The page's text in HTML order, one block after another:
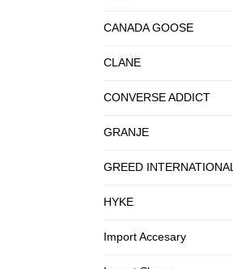
CANADA GOOSE
CLANE
CONVERSE ADDICT
GRANJE
GREED INTERNATIONAL
HYKE
Import Accesary